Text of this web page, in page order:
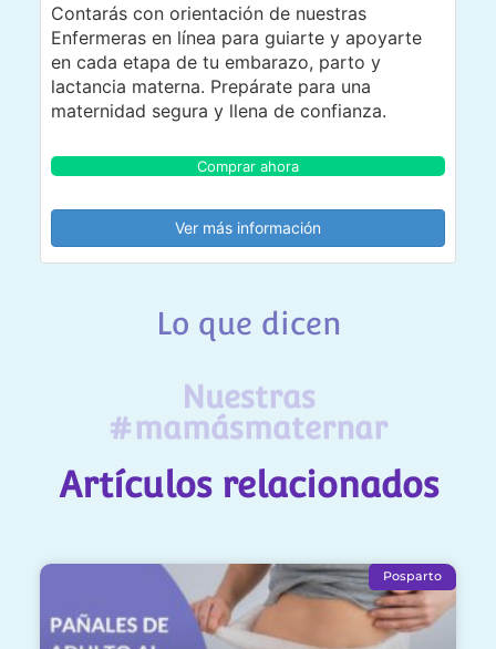
Contarás con orientación de nuestras
Enfermeras en línea para guiarte y apoyarte
en cada etapa de tu embarazo, parto y
lactancia materna. Prepárate para una
maternidad segura y llena de confianza.
Comprar ahora
Ver más información
Lo que dicen
Nuestras
#mamásmaternar
Artículos relacionados
Posparto